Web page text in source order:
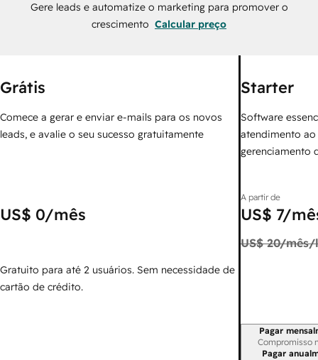
Gere leads e automatize o marketing para promover o
crescimento Calcular preço
Grátis
Comece a gerar e enviar e-mails para os novos
leads, e avalie o seu sucesso gratuitamente
US$ 0/mês
Gratuito para até 2 usuários. Sem necessidade de
cartão de crédito.
Starter
Software
atendimento
gerenciamento
A partir de
US$ 7/
US$ 20/mês/
Período de
Pagar
Compromisso
Pagar